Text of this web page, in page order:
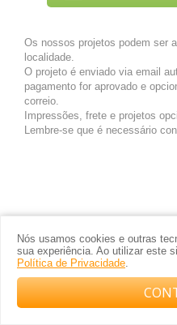
Nós usamos cookies e outras
sua experiência. Ao utilizar este
Política de Privacidade.
Os nossos projetos podem ser
localidade.
O projeto é enviado via email
pagamento for aprovado e
correio.
Impressões, frete e projetos
Lembre-se que é necessário
Compre com